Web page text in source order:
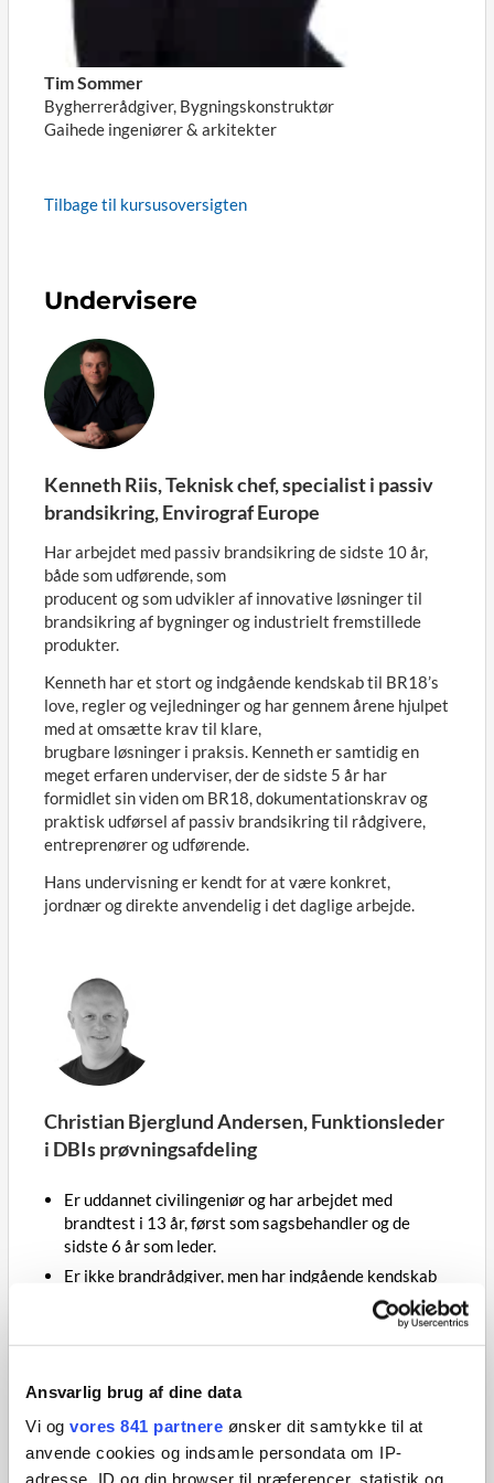
Ansvarlig brug af dine data
Vi og vores 841 partnere ønsker dit samtykke til at
anvende cookies og indsamle persondata om IP-
adresse, ID og din browser til præferencer, statistik og
Tim Sommer
Bygherrerådgiver, Bygningskonstruktør
Gaihede ingeniører & arkitekter
Tilbage til kursusoversigten
Undervisere
Kenneth Riis, Teknisk chef, specialist i passiv
brandsikring, Envirograf Europe
Har arbejdet med passiv brandsikring de sidste 10 år,
både som udførende, som
producent og som udvikler af innovative løsninger til
brandsikring af bygninger og industrielt fremstillede
produkter.
Kenneth har et stort og indgående kendskab til BR18’s
love, regler og vejledninger og har gennem årene hjulpet
med at omsætte krav til klare,
brugbare løsninger i praksis. Kenneth er samtidig en
meget erfaren underviser, der de sidste 5 år har
formidlet sin viden om BR18, dokumentationskrav og
praktisk udførsel af passiv brandsikring til rådgivere,
entreprenører og udførende.
Hans undervisning er kendt for at være konkret,
jordnær og direkte anvendelig i det daglige arbejde.
Christian Bjerglund Andersen, Funktionsleder
i DBIs prøvningsafdeling
Er uddannet civilingeniør og har arbejdet med
brandtest i 13 år, først som sagsbehandler og de
sidste 6 år som leder.
Er ikke brandrådgiver, men har indgående kendskab
anvendelsesområde) samt dokumentation af
produkter.
brandrådgivere, producenter og entreprenører.
Har undervist de sidste ca. 5 år.